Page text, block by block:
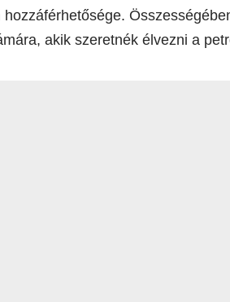
hozzáférhetősége.
akik szeretnék élvezni a